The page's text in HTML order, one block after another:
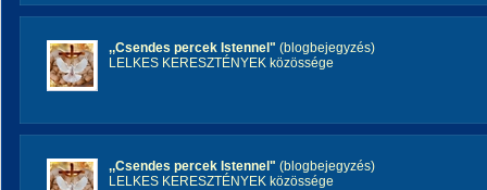
,,Csendes percek Istennel" (blogbejegyzés)
LELKES KERESZTÉNYEK közössége
,,Csendes percek Istennel" (blogbejegyzés)
LELKES KERESZTÉNYEK közössége